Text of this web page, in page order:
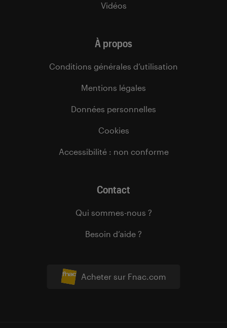
Acheter sur Fnac.com
Vidéos
À propos
Conditions générales d’utilisation
Mentions légales
Données personnelles
Cookies
Accessibilité : non conforme
Contact
Qui sommes-nous ?
Besoin d’aide ?